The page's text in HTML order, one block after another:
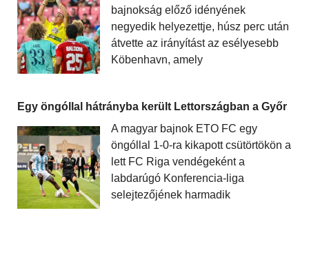
bajnokság előző idényének
negyedik helyezettje, húsz perc után
átvette az irányítást az esélyesebb
Köbenhavn, amely
Egy öngóllal hátrányba került Lettországban a Győr
A magyar bajnok ETO FC egy
öngóllal 1-0-ra kikapott csütörtökön a
lett FC Riga vendégeként a
labdarúgó Konferencia-liga
selejtezőjének harmadik